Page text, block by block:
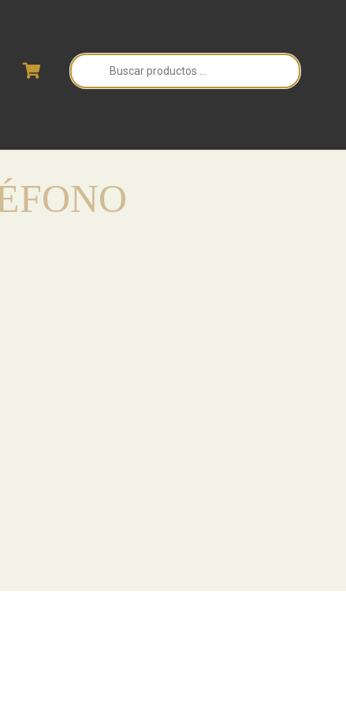
Búsqueda
de
productos